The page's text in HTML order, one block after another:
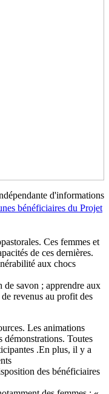
d'informations
bénéficiaires du Projet
Ces femmes et
de ces dernières.
aux chocs
de savon ; apprendre aux
revenus au profit des
Les animations
démonstrations. Toutes
.En plus, il y a
des bénéficiaires